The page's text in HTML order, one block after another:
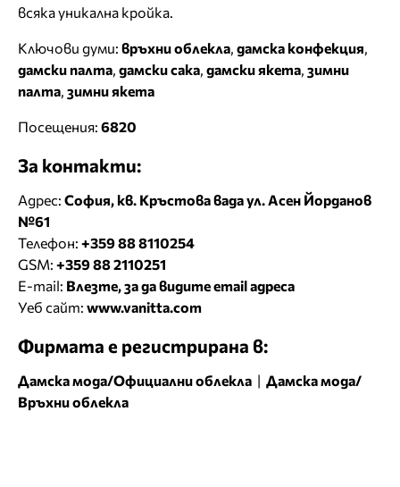
всяка уникална кройка.
Ключови думи: връхни облекла дамска конфекция
дамски палта дамски сака дамски якета зимни
палта зимни якета
Посещения: 6820
За контакти:
Адрес: София, кв. Кръстова вада ул. Асен Йорданов
№61
Телефон: +359 88 8110254
GSM: +359 88 2110251
E-mail: Влезте, за да видите email адреса
Уеб сайт: www.vanitta.com
Фирмата е регистрирана в:
Дамска мода/Официални облекла | Дамска мода/
Връхни облекла